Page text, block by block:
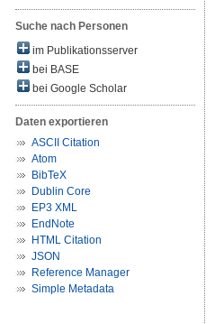
Suche nach Personen
im Publikationsserver
bei BASE
bei Google Scholar
Daten exportieren
ASCII Citation
Atom
BibTeX
Dublin Core
EP3 XML
EndNote
HTML Citation
JSON
Reference Manager
Simple Metadata